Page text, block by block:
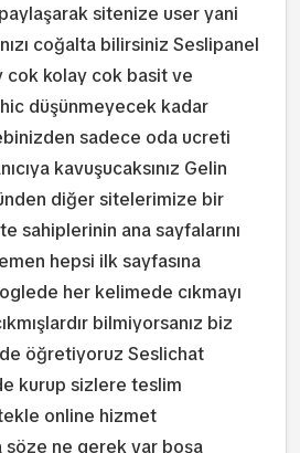
sitenize user yani
coğalta bilirsiniz Seslipanel
cok kolay cok basit ve
düşünmeyecek kadar
sadece oda ucreti
kavuşucaksınız Gelin
diğer sitelerimize bir
sahiplerinin ana sayfalarını
hepsi ilk sayfasına
her kelimede cıkmayı
bilmiyorsanız biz
öğretiyoruz Seslichat
kurup sizlere teslim
online hizmet
ne gerek var boşa